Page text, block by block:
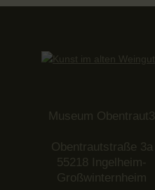
Museum Obentraut3
Obentrautstraße 3a
55218 Ingelheim-
Großwinternheim